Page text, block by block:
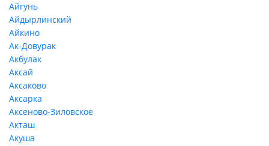
Айгунь
Айдырлинский
Айкино
Ак-Довурак
Акбулак
Аксай
Аксаково
Аксарка
Аксеново-Зиловское
Акташ
Акуша